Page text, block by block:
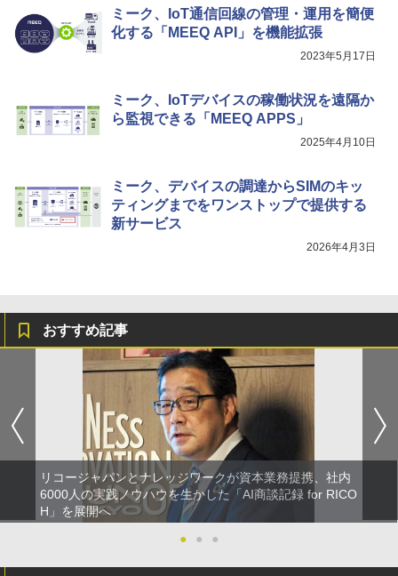
ミーク、IoT通信回線の管理・運用を簡便
化する「MEEQ API」を機能拡張
2023年5月17日
ミーク、IoTデバイスの稼働状況を遠隔か
ら監視できる「MEEQ APPS」
2025年4月10日
ミーク、デバイスの調達からSIMのキッ
ティングまでをワンストップで提供する
新サービス
2026年4月3日
おすすめ記事
リコージャパンとナレッジワークが資本業務提携、社内
6000人の実践ノウハウを生かした「AI商談記録 for RICO
H」を展開へ
●
● ●